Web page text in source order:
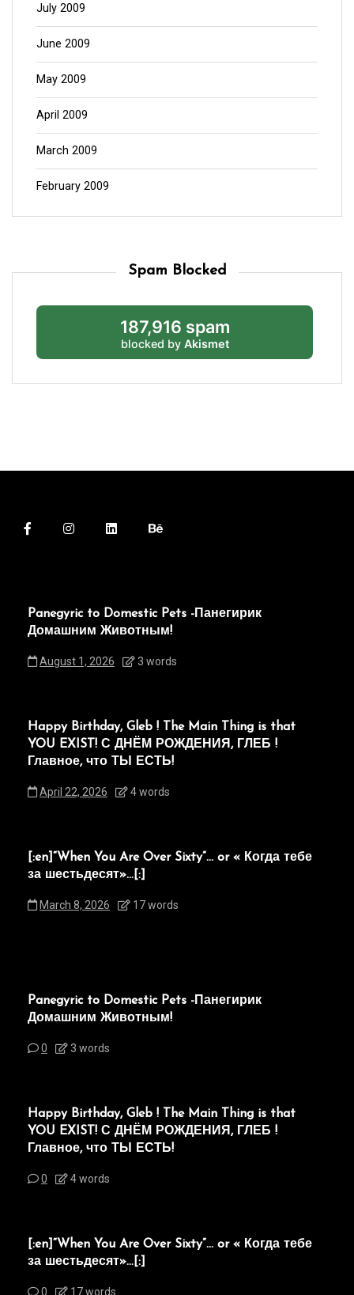
July 2009
June 2009
May 2009
April 2009
March 2009
February 2009
Spam Blocked
187,916 spam
blocked by Akismet
Panegyric to Domestic Pets -Панегирик
Домашним Животным!
August 1, 2026 3 words
Happy Birthday, Gleb ! The Main Thing is that
YOU EXIST! С ДНЁМ РОЖДЕНИЯ, ГЛЕБ !
Главное, что ТЫ ЕСТЬ!
April 22, 2026 4 words
[:en]“When You Are Over Sixty”… or « Когда тебе
за шестьдесят»…[:]
March 8, 2026 17 words
Panegyric to Domestic Pets -Панегирик
Домашним Животным!
0 3 words
Happy Birthday, Gleb ! The Main Thing is that
YOU EXIST! С ДНЁМ РОЖДЕНИЯ, ГЛЕБ !
Главное, что ТЫ ЕСТЬ!
0 4 words
[:en]“When You Are Over Sixty”… or « Когда тебе
за шестьдесят»…[:]
0 17 words